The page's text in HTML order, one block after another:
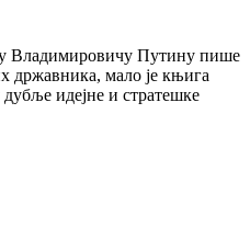
Владимировичу Путину пише
државника, мало је књига
идејне и стратешке